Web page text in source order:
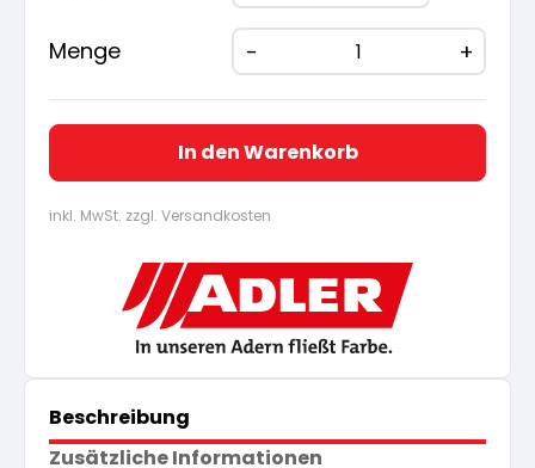
Menge
In den Warenkorb
inkl. MwSt. zzgl. Versandkosten
Beschreibung
Zusätzliche Informationen